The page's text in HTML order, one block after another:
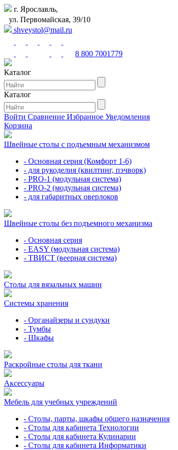
г. Ярославль,
ул. Первомайская, 39/10
shveystol@mail.ru
8 800 7001779
Каталог
Каталог
Войти Сравнение Избранное Уведомления
Корзина
Швейные столы с подъемным механизмом
- Основная серия (Комфорт 1-6)
- для рукоделия (квилтинг, пэчворк)
- PRO-1 (модульная система)
- PRO-2 (модульная система)
- для габаритных оверлоков
Швейные столы без подъемного механизма
- Основная серия
- EASY (модульная система)
- ТВИСТ (веерная система)
Столы для вязальных машин
Системы хранения
- Органайзеры и сундуки
- Тумбы
- Шкафы
Раскройные столы для ткани
Аксессуары
Мебель для учебных учреждений
- Столы, парты, шкафы общего назначения
- Столы для кабинета Технологии
- Столы для кабинета Кулинарии
- Столы для кабинета Информатики